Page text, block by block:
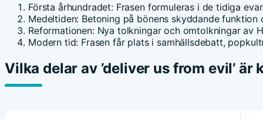
Första århundradet: Frasen formuleras i de tidiga
Medeltiden: Betoning på bönens skyddande
Reformationen: Nya tolkningar och omtolkningar av
Modern tid: Frasen får plats i samhällsdebatt,
Vilka delar av ’deliver us from evil’